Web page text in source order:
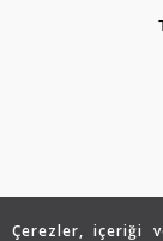
Çerezler, içeriği